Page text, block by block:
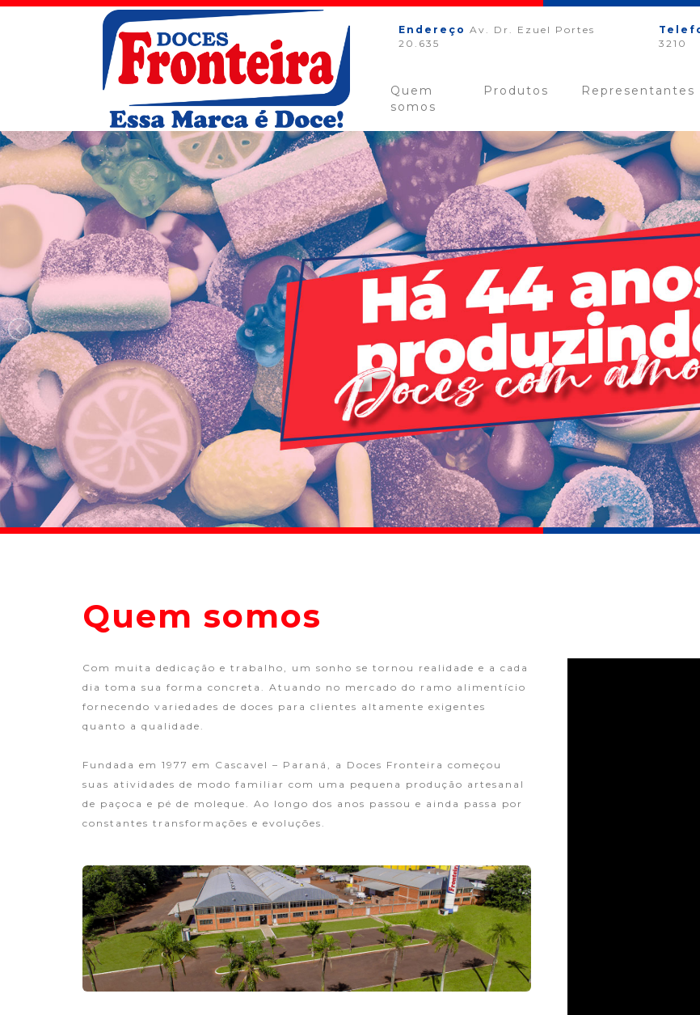
Endereço Av. Dr. Ezuel Portes
20.635
3210
Quem
somos
Produtos Representantes
Quem somos
Com muita dedicação e trabalho, um sonho se tornou realidade e a cada
dia toma sua forma concreta. Atuando no mercado do ramo alimentício
fornecendo variedades de doces para clientes altamente exigentes
quanto a qualidade.
Fundada em 1977 em Cascavel – Paraná, a Doces Fronteira começou
suas atividades de modo familiar com uma pequena produção artesanal
de paçoca e pé de moleque. Ao longo dos anos passou e ainda passa por
constantes transformações e evoluções.